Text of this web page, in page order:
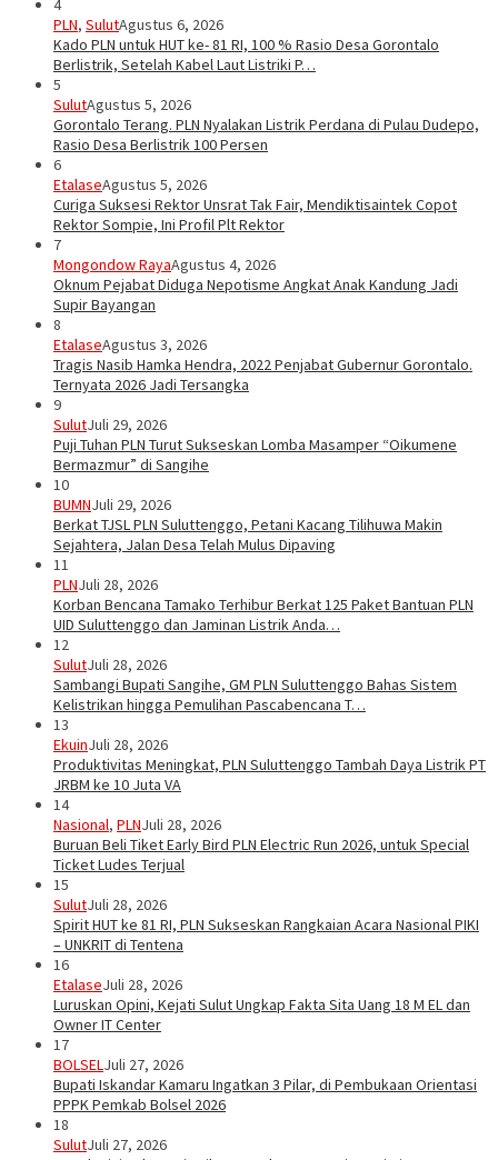
4
PLN, SulutAgustus 6, 2026
Kado PLN untuk HUT ke- 81 RI, 100 % Rasio Desa Gorontalo
Berlistrik, Setelah Kabel Laut Listriki P…
5
SulutAgustus 5, 2026
Gorontalo Terang. PLN Nyalakan Listrik Perdana di Pulau Dudepo,
Rasio Desa Berlistrik 100 Persen
6
EtalaseAgustus 5, 2026
Curiga Suksesi Rektor Unsrat Tak Fair, Mendiktisaintek Copot
Rektor Sompie, Ini Profil Plt Rektor
7
Mongondow RayaAgustus 4, 2026
Oknum Pejabat Diduga Nepotisme Angkat Anak Kandung Jadi
Supir Bayangan
8
EtalaseAgustus 3, 2026
Tragis Nasib Hamka Hendra, 2022 Penjabat Gubernur Gorontalo.
Ternyata 2026 Jadi Tersangka
9
SulutJuli 29, 2026
Puji Tuhan PLN Turut Sukseskan Lomba Masamper “Oikumene
Bermazmur” di Sangihe
10
BUMNJuli 29, 2026
Berkat TJSL PLN Suluttenggo, Petani Kacang Tilihuwa Makin
Sejahtera, Jalan Desa Telah Mulus Dipaving
11
PLNJuli 28, 2026
Korban Bencana Tamako Terhibur Berkat 125 Paket Bantuan PLN
UID Suluttenggo dan Jaminan Listrik Anda…
12
SulutJuli 28, 2026
Sambangi Bupati Sangihe, GM PLN Suluttenggo Bahas Sistem
Kelistrikan hingga Pemulihan Pascabencana T…
13
EkuinJuli 28, 2026
Produktivitas Meningkat, PLN Suluttenggo Tambah Daya Listrik PT
JRBM ke 10 Juta VA
14
Nasional, PLNJuli 28, 2026
Buruan Beli Tiket Early Bird PLN Electric Run 2026, untuk Special
Ticket Ludes Terjual
15
SulutJuli 28, 2026
Spirit HUT ke 81 RI, PLN Sukseskan Rangkaian Acara Nasional PIKI
– UNKRIT di Tentena
16
EtalaseJuli 28, 2026
Luruskan Opini, Kejati Sulut Ungkap Fakta Sita Uang 18 M EL dan
Owner IT Center
17
BOLSELJuli 27, 2026
Bupati Iskandar Kamaru Ingatkan 3 Pilar, di Pembukaan Orientasi
PPPK Pemkab Bolsel 2026
18
SulutJuli 27, 2026